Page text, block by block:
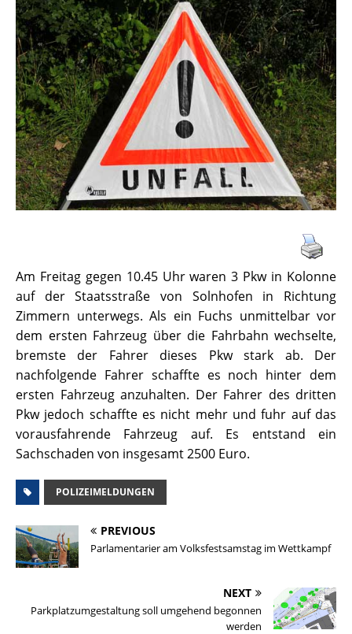
Am Freitag gegen 10.45 Uhr waren 3 Pkw in Kolonne
auf der Staatsstraße von Solnhofen in Richtung
Zimmern unterwegs. Als ein Fuchs unmittelbar vor
dem ersten Fahrzeug über die Fahrbahn wechselte,
bremste der Fahrer dieses Pkw stark ab. Der
nachfolgende Fahrer schaffte es noch hinter dem
ersten Fahrzeug anzuhalten. Der Fahrer des dritten
Pkw jedoch schaffte es nicht mehr und fuhr auf das
vorausfahrende Fahrzeug auf. Es entstand ein
Sachschaden von insgesamt 2500 Euro.
POLIZEIMELDUNGEN
PREVIOUS
Parlamentarier am Volksfestsamstag im Wettkampf
NEXT
Parkplatzumgestaltung soll umgehend begonnen
werden